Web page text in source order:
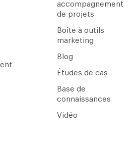
accompagnement
de projets
Boîte à outils
marketing
Blog
Études de cas
Base de
connaissances
Vidéo